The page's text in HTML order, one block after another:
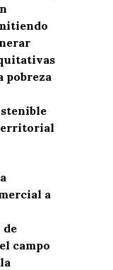
pobreza
a
de
campo